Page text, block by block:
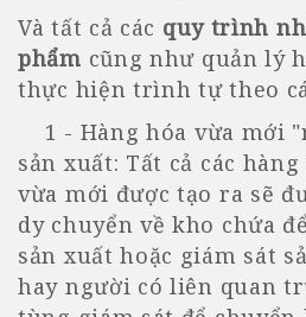
Và tất cả các quy trình
phẩm cũng như quản lý
thực hiện trình tự theo
1 - Hàng hóa vừa mới
sản xuất: Tất cả các
vừa mới được tạo ra sẽ
dy chuyển về kho chứa
sản xuất hoặc giám sát
hay người có liên quan